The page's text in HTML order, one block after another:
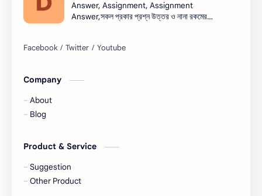
সারাংশ ও সারমর্ম
Answer, Assignment, Assignment
Answer,সকল প্রকার প্রশ্ন উত্তর ও নানা রকমের
খবর (Job Circular) -
Company
About
Blog
Product & Service
Suggestion
Other Product